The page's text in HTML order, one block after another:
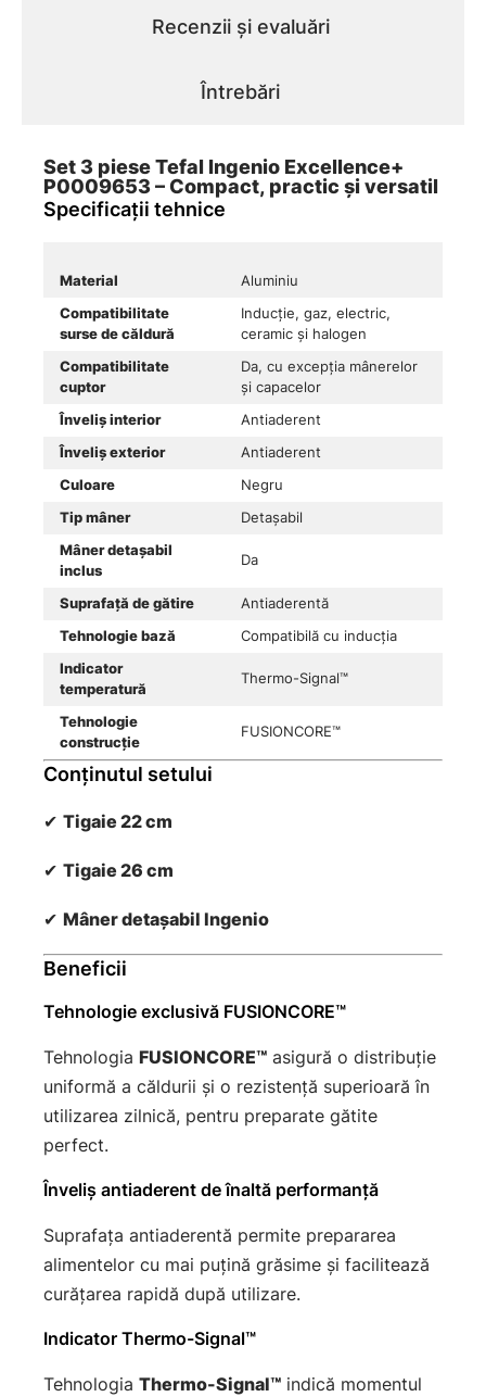
Recenzii și evaluări
Întrebări
Set 3 piese Tefal Ingenio Excellence+
P0009653 – Compact, practic și versatil
Specificații tehnice
Material
Aluminiu
Compatibilitate
surse de căldură
Inducție, gaz, electric,
ceramic și halogen
Compatibilitate
cuptor
Da, cu excepția mânerelor
și capacelor
Înveliș interior
Antiaderent
Înveliș exterior
Antiaderent
Culoare
Negru
Tip mâner
Detașabil
Mâner detașabil
inclus
Da
Suprafață de gătire
Antiaderentă
Tehnologie bază
Compatibilă cu inducția
Indicator
temperatură
Thermo-Signal™
Tehnologie
construcție
FUSIONCORE™
Conținutul setului
✔ Tigaie 22 cm
✔ Tigaie 26 cm
✔ Mâner detașabil Ingenio
Beneficii
Tehnologie exclusivă FUSIONCORE™
Tehnologia FUSIONCORE™ asigură o distribuție
uniformă a căldurii și o rezistență superioară în
utilizarea zilnică, pentru preparate gătite
perfect.
Înveliș antiaderent de înaltă performanță
Suprafața antiaderentă permite prepararea
alimentelor cu mai puțină grăsime și facilitează
curățarea rapidă după utilizare.
Indicator Thermo-Signal™
Tehnologia Thermo-Signal™ indică momentul